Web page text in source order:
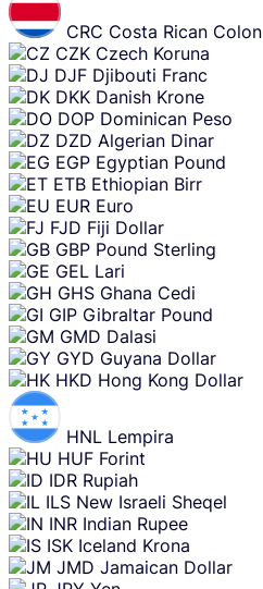
CRC Costa Rican Colon
CZK Czech Koruna
DJF Djibouti Franc
DKK Danish Krone
DOP Dominican Peso
DZD Algerian Dinar
EGP Egyptian Pound
ETB Ethiopian Birr
EUR Euro
FJD Fiji Dollar
GBP Pound Sterling
GEL Lari
GHS Ghana Cedi
GIP Gibraltar Pound
GMD Dalasi
GYD Guyana Dollar
HKD Hong Kong Dollar
HNL Lempira
HUF Forint
IDR Rupiah
ILS New Israeli Sheqel
INR Indian Rupee
ISK Iceland Krona
JMD Jamaican Dollar